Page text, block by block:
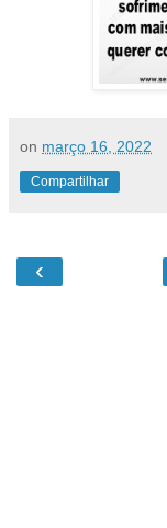
on março 16, 2022
Compartilhar
‹